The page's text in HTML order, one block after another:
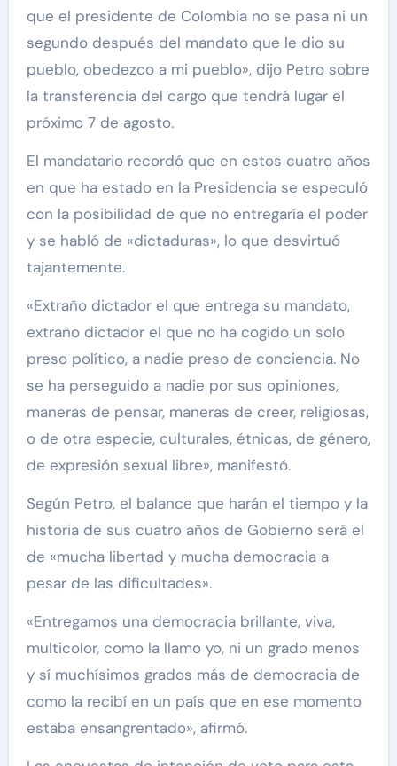
que el presidente de Colombia no se pasa ni un
segundo después del mandato que le dio su
pueblo, obedezco a mi pueblo», dijo Petro sobre
la transferencia del cargo que tendrá lugar el
próximo 7 de agosto.
El mandatario recordó que en estos cuatro años
en que ha estado en la Presidencia se especuló
con la posibilidad de que no entregaría el poder
y se habló de «dictaduras», lo que desvirtuó
tajantemente.
«Extraño dictador el que entrega su mandato,
extraño dictador el que no ha cogido un solo
preso político, a nadie preso de conciencia. No
se ha perseguido a nadie por sus opiniones,
maneras de pensar, maneras de creer, religiosas,
o de otra especie, culturales, étnicas, de género,
de expresión sexual libre», manifestó.
Según Petro, el balance que harán el tiempo y la
historia de sus cuatro años de Gobierno será el
de «mucha libertad y mucha democracia a
pesar de las dificultades».
«Entregamos una democracia brillante, viva,
multicolor, como la llamo yo, ni un grado menos
y sí muchísimos grados más de democracia de
como la recibí en un país que en ese momento
estaba ensangrentado», afirmó.